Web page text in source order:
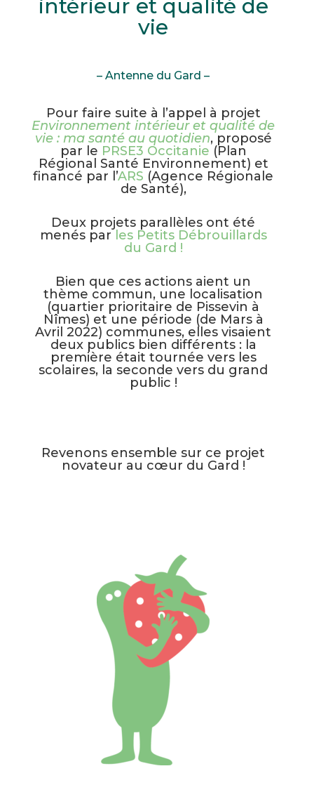
intérieur et qualité de
vie
– Antenne du Gard –
Pour faire suite à l’appel à projet
Environnement intérieur et qualité de
vie : ma santé au quotidien, proposé
par le PRSE3 Occitanie (Plan
Régional Santé Environnement) et
financé par l’ARS (Agence Régionale
de Santé),
Deux projets parallèles ont été
menés parles Petits Débrouillards
du Gard !
Bien que ces actions aient un
thème commun, une localisation
(quartier prioritaire de Pissevin à
Nîmes) et une période (de Mars à
Avril 2022) communes, elles visaient
deux publics bien différents : la
première était tournée vers les
scolaires, la seconde vers du grand
public !
Revenons ensemble sur ce projet
novateur au cœur du Gard !